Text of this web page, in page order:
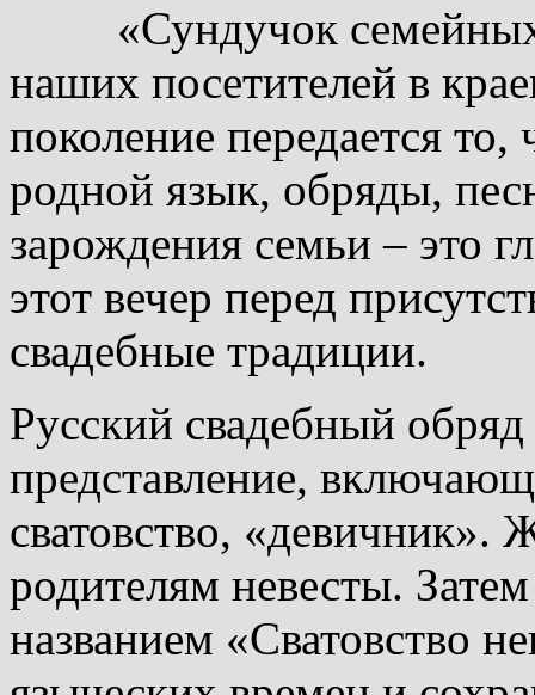
«Сундучок семейных
наших посетителей в
поколение передается
родной язык, обряды,
зарождения семьи – это
этот вечер перед
свадебные традиции.
Русский свадебный
представление,
сватовство, «девичник».
родителям невесты.
названием «Сватовство